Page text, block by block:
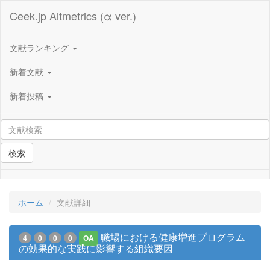
Ceek.jp Altmetrics (α ver.)
文献ランキング
新着文献
新着投稿
検索
ホーム 文献詳細
4 0 0 0 OA
職場における健康増進プログラム
の効果的な実践に影響する組織要因